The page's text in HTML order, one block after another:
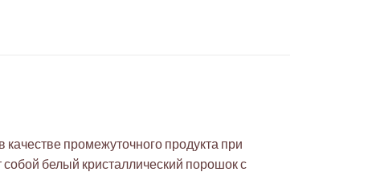
промежуточного продукта при
белый кристаллический порошок с